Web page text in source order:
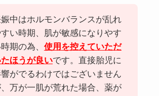
中はホルモンバランスが乱れ
い時期、肌が敏感になりやす
期の為、 使用を控えていただ
ほうが良いです。直接胎児に
がでるわけではございません
万が一肌が荒れた場合、薬が